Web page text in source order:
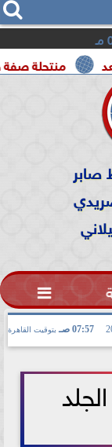
صفة صحفية
صابر

07:57 صـ بتوقيت القاهرة